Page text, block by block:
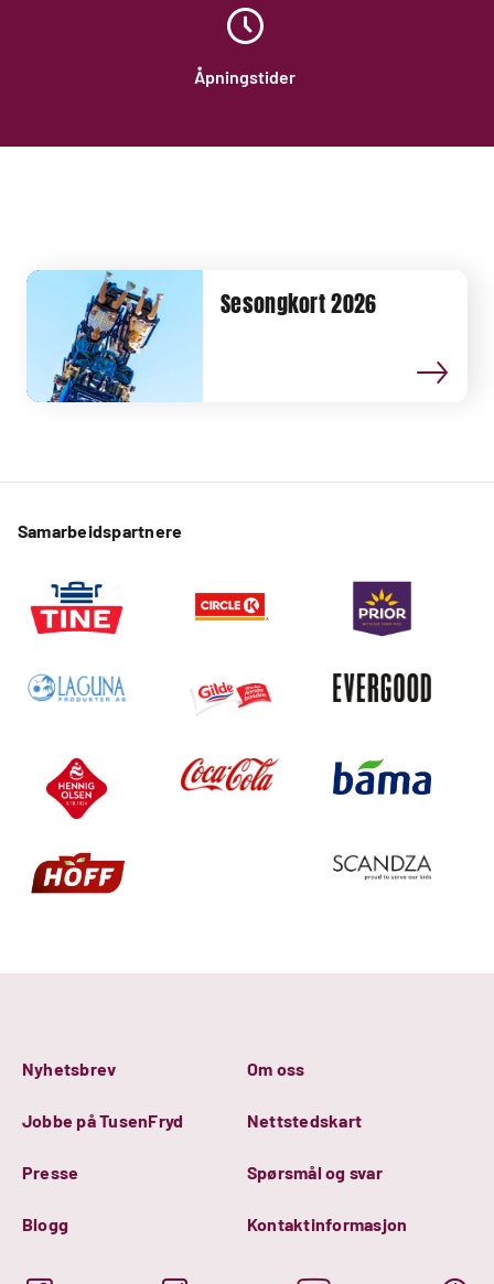
Åpningstider
Sesongkort 2026
Samarbeidspartnere
Nyhetsbrev Om oss
Jobbe på TusenFryd Nettstedskart
Presse Spørsmål og svar
Blogg Kontaktinformasjon